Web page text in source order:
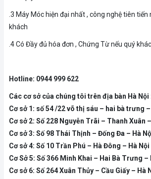
.3 Máy Móc hiện đại nhất , công nghệ tiên tiến
khách
.4 Có Đầy đủ hóa đơn , Chứng Từ nếu quý
Hotline: 0944 999 622
Các cơ sở của chúng tôi trên địa bàn Hà Nội
Cơ sở 1: số 54 /22 võ thị sáu – hai bà trưng
Cơ sở 2: Số 228 Nguyễn Trãi – Thanh Xuân
Cơ sở 3: Số 98 Thái Thịnh – Đống Đa – Hà
Cơ sở 4: Số 10 Trần Phú – Hà Đông – Hà Nội
Cơ Sở 5: Số 366 Minh Khai – Hai Bà Trưng –
Cơ sở 6: Số 264 Xuân Thủy – Cầu Giấy – Hà